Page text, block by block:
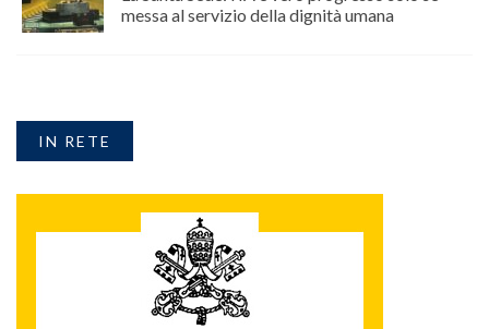
messa al servizio della dignità umana
IN RETE